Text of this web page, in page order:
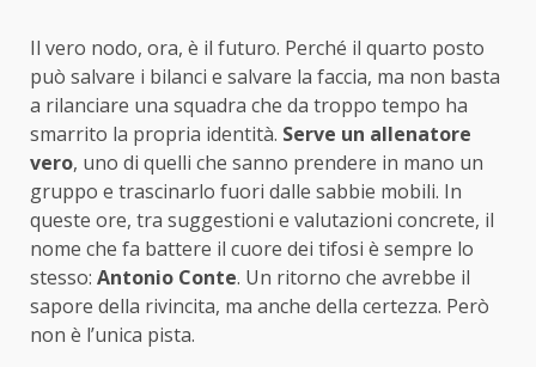
Il vero nodo, ora, è il futuro. Perché il quarto posto
può salvare i bilanci e salvare la faccia, ma non basta
a rilanciare una squadra che da troppo tempo ha
smarrito la propria identità. Serve un allenatore
vero, uno di quelli che sanno prendere in mano un
gruppo e trascinarlo fuori dalle sabbie mobili. In
queste ore, tra suggestioni e valutazioni concrete, il
nome che fa battere il cuore dei tifosi è sempre lo
stesso: Antonio Conte. Un ritorno che avrebbe il
sapore della rivincita, ma anche della certezza. Però
non è l’unica pista.